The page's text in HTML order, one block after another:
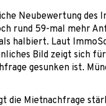
Neubewertung des
rund 59-mal mehr
halbiert. Laut
Bild zeigt sich
gesunken ist.
die Mietnachfrage